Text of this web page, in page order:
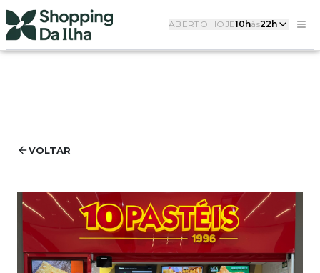
ABERTO HOJE10hàs22h
VOLTAR